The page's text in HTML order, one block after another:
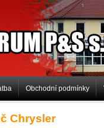
P&S
Obchodní podmínky
Chrysler